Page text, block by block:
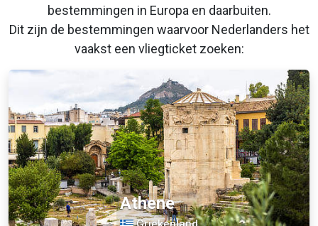
bestemmingen in Europa en daarbuiten.
Dit zijn de bestemmingen waarvoor Nederlanders het
vaakst een vliegticket zoeken:
Athene